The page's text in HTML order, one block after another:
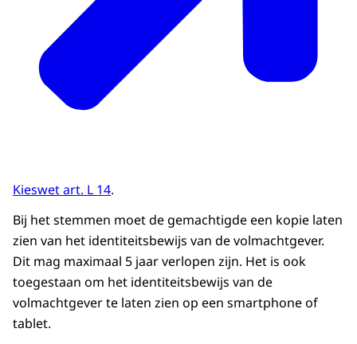
volgende gebeuren: Leo vertelt Claudia op
wie hij zijn stem wil uitbrengen.
CLAUDIA: Ja, prima.
VOICE-OVER: Daarna vult Leo op de
achterkant van zijn stempas alle gegevens
CLAUDIA: Dan moet ik daar tekenen, hè.
volmacht voor Leo te kunnen stemmen,
heeft Claudia de ingevulde stempas en een
kopie van een identiteitsbewijs van Leo
nodig. Het is ook toegestaan om een kopie
van het identiteitsbewijs op een tablet of
Kieswet art. L 14.
Bij het stemmen moet de gemachtigde een kopie laten
zien van het identiteitsbewijs van de volmachtgever.
Dit mag maximaal 5 jaar verlopen zijn. Het is ook
toegestaan om het identiteitsbewijs van de
volmachtgever te laten zien op een smartphone of
tablet.